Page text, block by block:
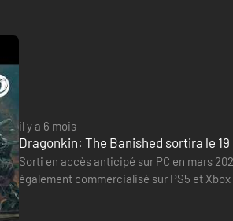
il y a 6 mois
Dragonkin: The Banished sortira le
Sorti en accès anticipé sur PC en mars
également commercialisé sur PS5 et